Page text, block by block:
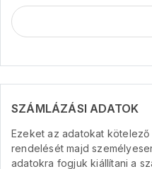
SZÁMLÁZÁSI ADATOK
Ezeket az adatokat kötelező
rendelését majd
adatokra fogjuk kiállítani a